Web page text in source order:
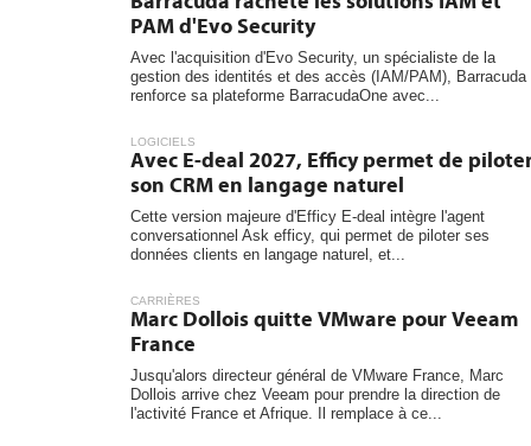
PAM d'Evo Security
Avec l'acquisition d'Evo Security, un spécialiste de la
gestion des identités et des accès (IAM/PAM), Barracuda
renforce sa plateforme BarracudaOne avec...
LOGICIELS
Avec E-deal 2027, Efficy permet de
son CRM en langage naturel
Cette version majeure d'Efficy E-deal intègre l'agent
conversationnel Ask efficy, qui permet de piloter ses
données clients en langage naturel, et...
CARRIÈRES
Marc Dollois quitte VMware pour Veeam
France
Jusqu'alors directeur général de VMware France, Marc
Dollois arrive chez Veeam pour prendre la direction de
l'activité France et Afrique. Il remplace à ce...